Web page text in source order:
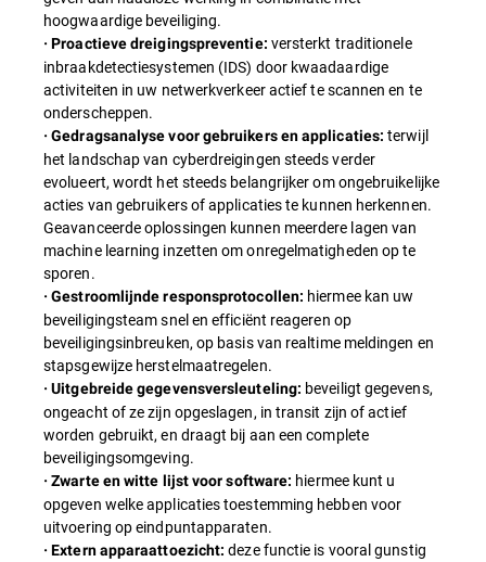
hoogwaardige beveiliging.
· Proactieve dreigingspreventie: versterkt traditionele
inbraakdetectiesystemen (IDS) door kwaadaardige
activiteiten in uw netwerkverkeer actief te scannen en te
onderscheppen.
· Gedragsanalyse voor gebruikers en applicaties: terwijl
het landschap van cyberdreigingen steeds verder
evolueert, wordt het steeds belangrijker om ongebruikelijke
acties van gebruikers of applicaties te kunnen herkennen.
Geavanceerde oplossingen kunnen meerdere lagen van
machine learning inzetten om onregelmatigheden op te
sporen.
· Gestroomlijnde responsprotocollen: hiermee kan uw
beveiligingsteam snel en efficiënt reageren op
beveiligingsinbreuken, op basis van realtime meldingen en
stapsgewijze herstelmaatregelen.
· Uitgebreide gegevensversleuteling: beveiligt gegevens,
ongeacht of ze zijn opgeslagen, in transit zijn of actief
worden gebruikt, en draagt bij aan een complete
beveiligingsomgeving.
· Zwarte en witte lijst voor software: hiermee kunt u
opgeven welke applicaties toestemming hebben voor
uitvoering op eindpuntapparaten.
· Extern apparaattoezicht: deze functie is vooral gunstig